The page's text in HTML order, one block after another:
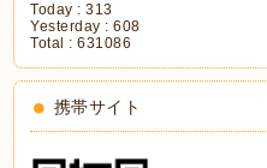
Today :313
Yesterday :608
Total :631086
携帯サイト